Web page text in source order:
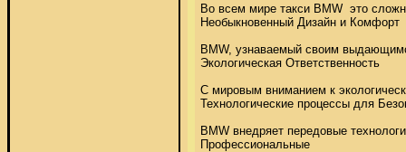
Во всем мире такси BMW  это
Необыкновенный Дизайн и Комфорт
BMW, узнаваемый своим
Экологическая Ответственность
С мировым вниманием к
Технологические процессы для
BMW внедряет передовые
Профессиональные